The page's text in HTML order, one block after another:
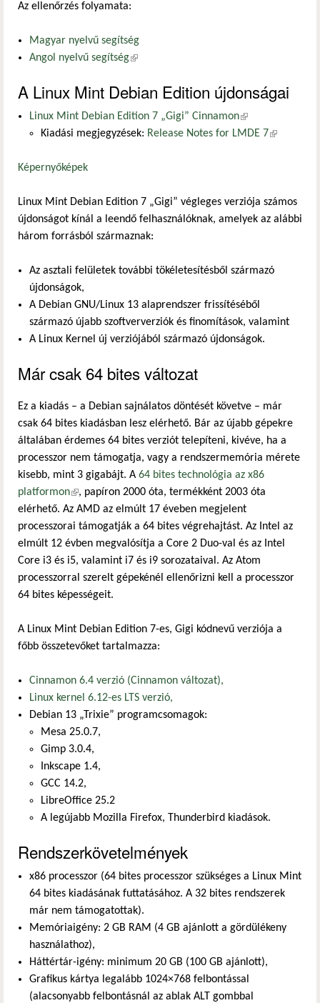
Az ellenőrzés folyamata:
Magyar nyelvű segítség
Angol nyelvű segítség(külső hivatkozás)
A Linux Mint Debian Edition újdonságai
Linux Mint Debian Edition 7 „Gigi” Cinnamon(külső hivatkozás)
Kiadási megjegyzések: Release Notes for LMDE 7(külső
Képernyőképek
Linux Mint Debian Edition 7 „Gigi” végleges verziója számos
újdonságot kínál a leendő felhasználóknak, amelyek az alábbi
három forrásból származnak:
Az asztali felületek további tökéletesítésből származó
újdonságok,
A Debian GNU/Linux 13 alaprendszer frissítéséből
származó újabb szoftververziók és finomítások, valamint
A Linux Kernel új verziójából származó újdonságok.
Már csak 64 bites változat
Ez a kiadás – a Debian sajnálatos döntését követve – már
csak 64 bites kiadásban lesz elérhető. Bár az újabb gépekre
általában érdemes 64 bites verziót telepíteni, kivéve, ha a
processzor nem támogatja, vagy a rendszermemória mérete
kisebb, mint 3 gigabájt. A 64 bites technológia az x86
platformon(külső hivatkozás)
, papíron 2000 óta, termékként 2003 óta
elérhető. Az AMD az elmúlt 17 éveben megjelent
processzorai támogatják a 64 bites végrehajtást. Az Intel az
elmúlt 12 évben megvalósítja a Core 2 Duo-val és az Intel
Core i3 és i5, valamint i7 és i9 sorozataival. Az Atom
processzorral szerelt gépekénél ellenőrizni kell a processzor
64 bites képességeit.
A Linux Mint Debian Edition 7-es, Gigi kódnevű verziója a
főbb összetevőket tartalmazza:
Cinnamon 6.4 verzió (Cinnamon változat),
Linux kernel 6.12-es LTS verzió,
Debian 13 „Trixie” programcsomagok:
Mesa 25.0.7,
Gimp 3.0.4,
Inkscape 1.4,
GCC 14.2,
LibreOffice 25.2
A legújabb Mozilla Firefox, Thunderbird kiadások.
Rendszerkövetelmények
x86 processzor (64 bites processzor szükséges a Linux Mint
64 bites kiadásának futtatásához. A 32 bites rendszerek
már nem támogatottak).
Memóriaigény: 2 GB RAM (4 GB ajánlott a gördülékeny
használathoz),
Háttértár-igény: minimum 20 GB (100 GB ajánlott),
Grafikus kártya legalább 1024×768 felbontással
(alacsonyabb felbontásnál az ablak ALT gombbal